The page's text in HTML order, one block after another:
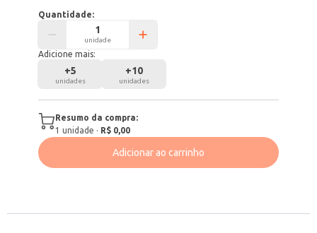
Quantidade:
unidade
Adicione mais:
+5
unidades
+10
unidades
Resumo da compra:
1 unidade · R$ 0,00
Adicionar ao carrinho